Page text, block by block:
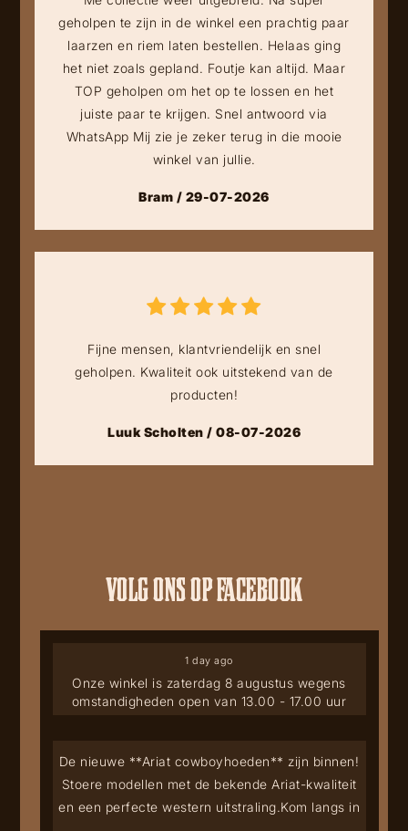
geholpen te zijn in de winkel een prachtig paar
laarzen en riem laten bestellen. Helaas ging
het niet zoals gepland. Foutje kan altijd. Maar
TOP geholpen om het op te lossen en het
juiste paar te krijgen. Snel antwoord via
WhatsApp Mij zie je zeker terug in die mooie
winkel van jullie.
Bram / 29-07-2026
Fijne mensen, klantvriendelijk en snel
geholpen. Kwaliteit ook uitstekend van de
producten!
Luuk Scholten / 08-07-2026
VOLG ONS OP FACEBOOK
Onze winkel is zaterdag 8 augustus wegens
omstandigheden open van 13.00 - 17.00 uur
1 day ago
De nieuwe **Ariat cowboyhoeden** zijn binnen!
Stoere modellen met de bekende Ariat-kwaliteit
en een perfecte western uitstraling.Kom langs in